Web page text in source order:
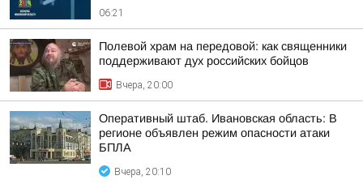
06:21
Полевой храм на передовой: как священники
поддерживают дух российских бойцов
Вчера, 20:00
Оперативный штаб. Ивановская область: В
регионе объявлен режим опасности атаки
БПЛА
Вчера, 20:10